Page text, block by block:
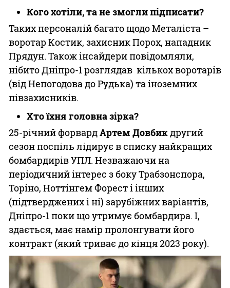
Кого хотіли, та не змогли підписати?
Таких персоналій багато щодо Металіста –
воротар Костик, захисник Порох, нападник
Прядун. Також інсайдери повідомляли,
нібито Дніпро-1 розглядав кількох воротарів
(від Непогодова до Рудька) та іноземних
півзахисників.
Хто їхня головна зірка?
25-річний форвардАртем Довбикдругий
сезон поспіль лідирує в списку найкращих
бомбардирів УПЛ. Незважаючи на
періодичний інтерес з боку Трабзонспора,
Торіно, Ноттінгем Форест і інших
(підтверджених і ні) зарубіжних варіантів,
Дніпро-1 поки що утримує бомбардира. І,
здається, має намір пролонгувати його
контракт (який триває до кінця 2023 року).